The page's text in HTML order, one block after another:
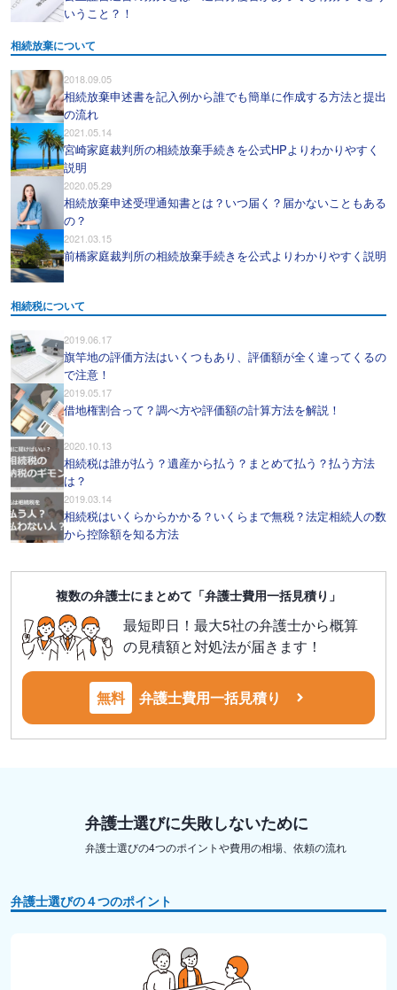
いうこと？！
相続放棄について
2018.09.05
相続放棄申述書を記入例から誰でも簡単に作成する方法と提出
の流れ
2021.05.14
宮崎家庭裁判所の相続放棄手続きを公式HPよりわかりやすく
説明
2020.05.29
相続放棄申述受理通知書とは？いつ届く？届かないこともある
の？
2021.03.15
前橋家庭裁判所の相続放棄手続きを公式よりわかりやすく説明
相続税について
2019.06.17
旗竿地の評価方法はいくつもあり、評価額が全く違ってくるの
で注意！
2019.05.17
借地権割合って？調べ方や評価額の計算方法を解説！
2020.10.13
相続税は誰が払う？遺産から払う？まとめて払う？払う方法
は？
2019.03.14
相続税はいくらからかかる？いくらまで無税？法定相続人の数
から控除額を知る方法
複数の弁護士にまとめて「弁護士費用一括見積り」
最短即日！最大5社の弁護士から概算
の見積額と対処法が届きます！
無料 弁護士費用一括見積り
弁護士選びに失敗しないために
弁護士選びの4つのポイントや費用の相場、依頼の流れ
弁護士選びの４つのポイント